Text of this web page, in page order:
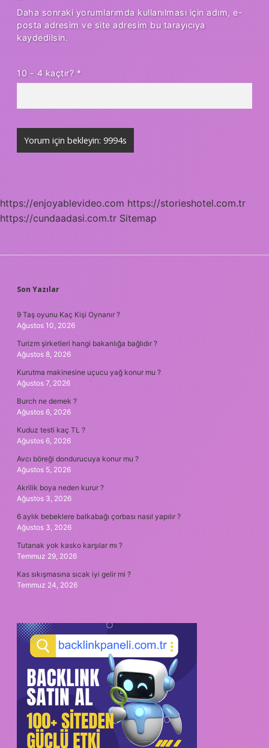
Daha sonraki yorumlarımda kullanılması için adım, e-
posta adresim ve site adresim bu tarayıcıya
kaydedilsin.
10 - 4 kaçtır? *
https://enjoyablevideo.com https://storieshotel.com.tr
https://cundaadasi.com.tr Sitemap
SIDEBAR
Son Yazılar
9 Taş oyunu Kaç Kişi Oynanır ?
Ağustos 10, 2026
Turizm şirketleri hangi bakanlığa bağlıdır ?
Ağustos 8, 2026
Kurutma makinesine uçucu yağ konur mu ?
Ağustos 7, 2026
Burch ne demek ?
Ağustos 6, 2026
Kuduz testi kaç TL ?
Ağustos 6, 2026
Avcı böreği dondurucuya konur mu ?
Ağustos 5, 2026
Akrilik boya neden kurur ?
Ağustos 3, 2026
6 aylık bebeklere balkabağı çorbası nasıl yapılır ?
Ağustos 3, 2026
Tutanak yok kasko karşılar mı ?
Temmuz 29, 2026
Kas sıkışmasına sıcak iyi gelir mi ?
Temmuz 24, 2026